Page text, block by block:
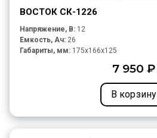
ВОСТОК СК-1226
Напряжение, В: 12
Емкость, Ач: 26
Габариты, мм: 175x166x125
7 950 ₽
В корзину